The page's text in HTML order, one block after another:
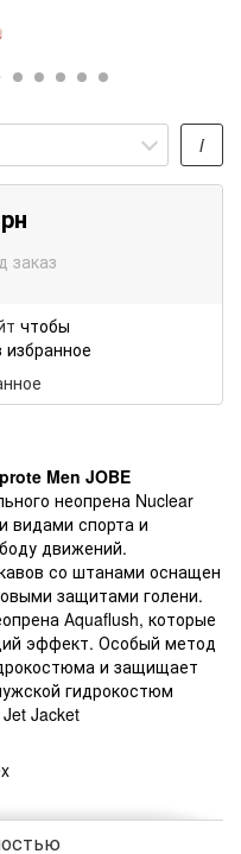
i
заказ
чтобы
Men JOBE
неопрена Nuclear
видами спорта и
движений.
со штанами оснащен
защитами голени.
Аquaflush, которые
эффект. Особый метод
и защищает
гидрокостюм
Jacket